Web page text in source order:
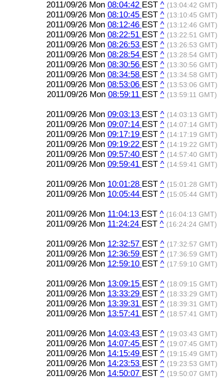
2011/09/26 Mon 08:04:42 EST ^ (13:04:42 GMT)
2011/09/26 Mon 08:10:45 EST ^ (13:10:45 GMT)
2011/09/26 Mon 08:12:46 EST ^ (13:12:46 GMT)
2011/09/26 Mon 08:22:51 EST ^ (13:22:51 GMT)
2011/09/26 Mon 08:26:53 EST ^ (13:26:53 GMT)
2011/09/26 Mon 08:28:54 EST ^ (13:28:54 GMT)
2011/09/26 Mon 08:30:56 EST ^ (13:30:56 GMT)
2011/09/26 Mon 08:34:58 EST ^ (13:34:58 GMT)
2011/09/26 Mon 08:53:06 EST ^ (13:53:06 GMT)
2011/09/26 Mon 08:59:11 EST ^ (13:59:11 GMT)
2011/09/26 Mon 09:03:13 EST ^ (14:03:13 GMT)
2011/09/26 Mon 09:07:14 EST ^ (14:07:14 GMT)
2011/09/26 Mon 09:17:19 EST ^ (14:17:19 GMT)
2011/09/26 Mon 09:19:22 EST ^ (14:19:22 GMT)
2011/09/26 Mon 09:57:40 EST ^ (14:57:40 GMT)
2011/09/26 Mon 09:59:41 EST ^ (14:59:41 GMT)
2011/09/26 Mon 10:01:28 EST ^ (15:01:28 GMT)
2011/09/26 Mon 10:05:44 EST ^ (15:05:44 GMT)
2011/09/26 Mon 11:04:13 EST ^ (16:04:13 GMT)
2011/09/26 Mon 11:24:24 EST ^ (16:24:24 GMT)
2011/09/26 Mon 12:32:57 EST ^ (17:32:57 GMT)
2011/09/26 Mon 12:36:59 EST ^ (17:36:59 GMT)
2011/09/26 Mon 12:59:10 EST ^ (17:59:10 GMT)
2011/09/26 Mon 13:09:15 EST ^ (18:09:15 GMT)
2011/09/26 Mon 13:33:29 EST ^ (18:33:29 GMT)
2011/09/26 Mon 13:39:31 EST ^ (18:39:31 GMT)
2011/09/26 Mon 13:57:41 EST ^ (18:57:41 GMT)
2011/09/26 Mon 14:03:43 EST ^ (19:03:43 GMT)
2011/09/26 Mon 14:07:45 EST ^ (19:07:45 GMT)
2011/09/26 Mon 14:15:49 EST ^ (19:15:49 GMT)
2011/09/26 Mon 14:23:53 EST ^ (19:23:53 GMT)
2011/09/26 Mon 14:50:07 EST ^ (19:50:07 GMT)